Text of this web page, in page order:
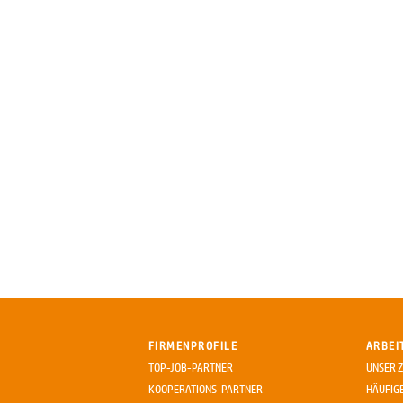
FIRMENPROFILE
TOP-JOB-PARTNER
KOOPERATIONS-PARTNER
UNSER